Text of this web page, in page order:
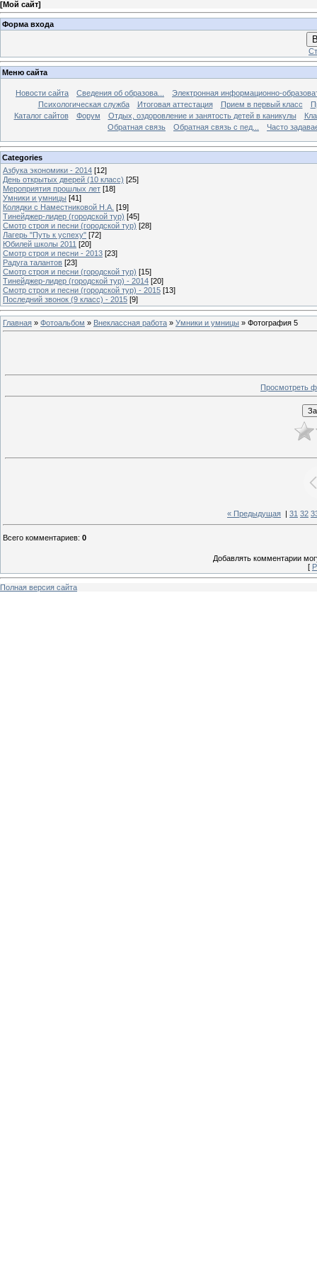
[Мой сайт]
Форма входа
Меню сайта
Новости сайта Сведения об образова...
Электронная информационно-
Психологическая служба
Итоговая аттестация Прием в первый класс
Каталог сайтов
Форум Отдых, оздоровление и занятость детей в каникулы
Обратная связь
Обратная связь с пед... Часто
Categories
Азбука экономики - 2014 [12]
День открытых дверей (10 класс) [25]
Мероприятия прошлых лет [18]
Умники и умницы [41]
Колядки с Наместниковой Н.А. [19]
Тинейджер-лидер (городской тур) [45]
Смотр строя и песни (городской тур) [28]
Лагерь "Путь к успеху" [72]
Юбилей школы 2011 [20]
Смотр строя и песни - 2013 [23]
Радуга талантов [23]
Смотр строя и песни (городской тур) [15]
Тинейджер-лидер (городской тур) - 2014 [20]
Смотр строя и песни (городской тур) - 2015 [13]
Последний звонок (9 класс) - 2015 [9]
Главная » Фотоальбом » Внеклассная работа » Умники и умницы » Фотография 5
Просмотреть
« Предыдущая 31 32
Всего комментариев: 0
Добавлять комментарии
[
Полная версия сайта